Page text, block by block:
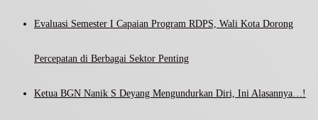
Evaluasi Semester I Capaian Program RDPS, Wali Kota Dorong
Percepatan di Berbagai Sektor Penting
Ketua BGN Nanik S Deyang Mengundurkan Diri, Ini Alasannya…!